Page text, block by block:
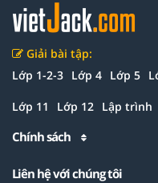
Giải bài tập:
Lớp 1-2-3 Lớp 4 Lớp 5
Lớp 11 Lớp 12 Lập trình
Chính sách
Liên hệ với chúng tôi